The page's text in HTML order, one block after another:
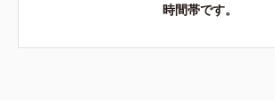
時間帯です。